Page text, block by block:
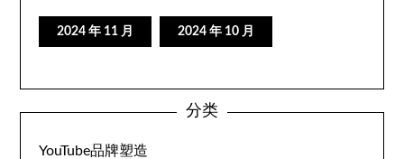
2024 年 11 月 2024 年 10 月
分类
YouTube品牌塑造